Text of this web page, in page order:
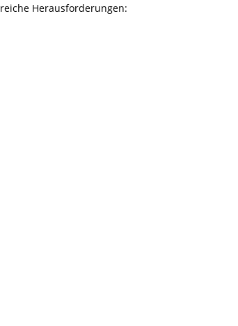
Herausforderungen: